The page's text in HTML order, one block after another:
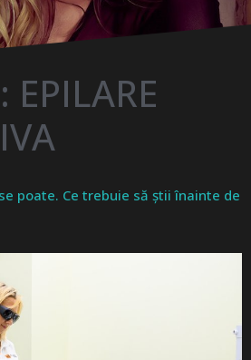
EPILARE
poate. Ce trebuie să știi înainte de